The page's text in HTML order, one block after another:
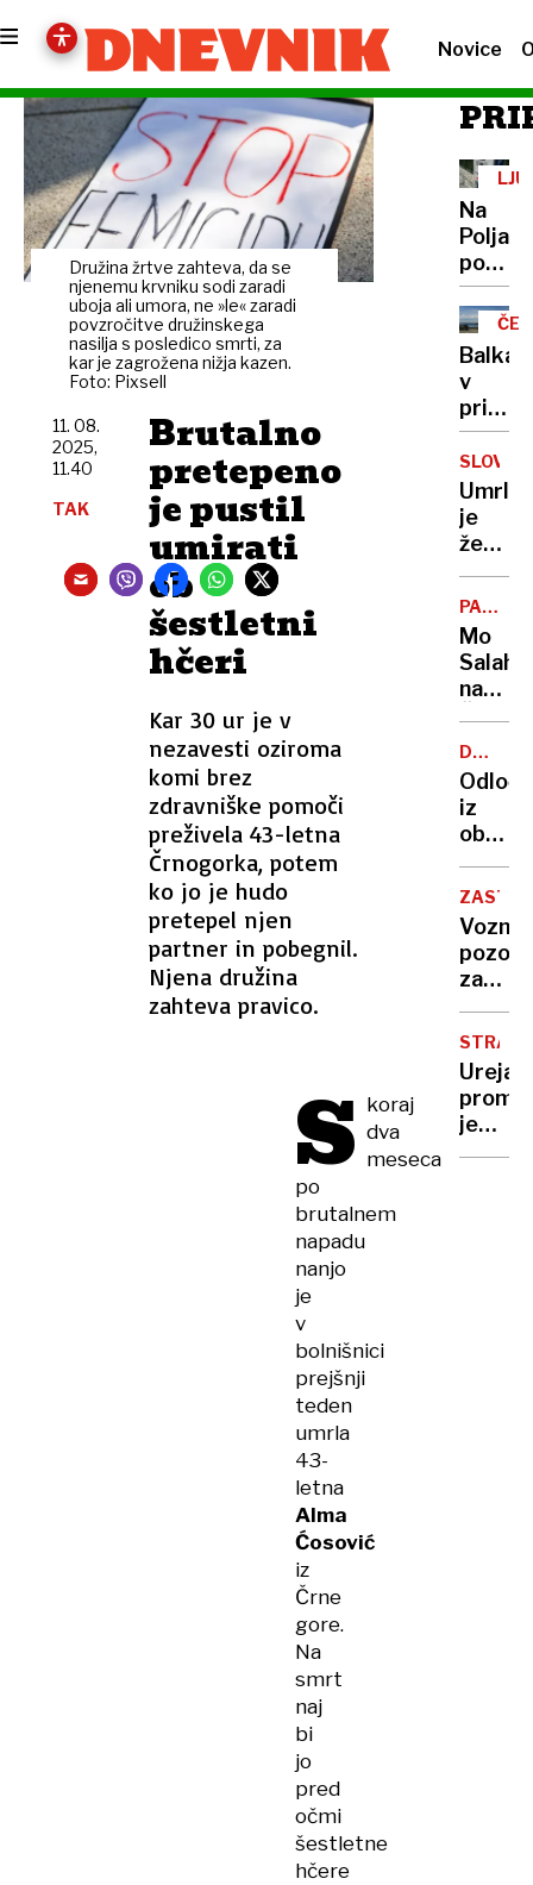
Novice
Družina žrtve zahteva, da se
njenemu krvniku sodi zaradi
uboja ali umora, ne »le« zaradi
povzročitve družinskega
nasilja s posledico smrti, za
kar je zagrožena nižja kazen.
Foto: Pixsell
Brutalno
pretepeno
je pustil
umirati
ob
šestletni
hčeri
Kar 30 ur je v
nezavesti oziroma
komi brez
zdravniške pomoči
preživela 43-letna
Črnogorka, potem
ko jo je hudo
pretepel njen
partner in pobegnil.
Njena družina
zahteva pravico.
11. 08.
2025,
11.40
TAK
S koraj
dva
meseca
po
brutalnem
napadu
nanjo
je
v
bolnišnici
prejšnji
teden
umrla
43-
letna
Alma
Ćosović
iz
Črne
gore.
Na
smrt
naj
bi
jo
pred
očmi
šestletne
hčere
Na
nov
Kje
točno
je
treba
ČEZ
°C
Balkan
v
Rdeče
za
SLOVO
Umrla
je
žena
Arsena
pevka
Gabi
Novak
PELE
Mo
Salah
nad
Nam
lahko
kako
je
umrl,
kje
in
zakaj?
iz
obupa:
moža
in
šest
otrok,
zdaj
uživa
na
Cipru
ZASTOJI
pozor:
se
obnova
je
pereča